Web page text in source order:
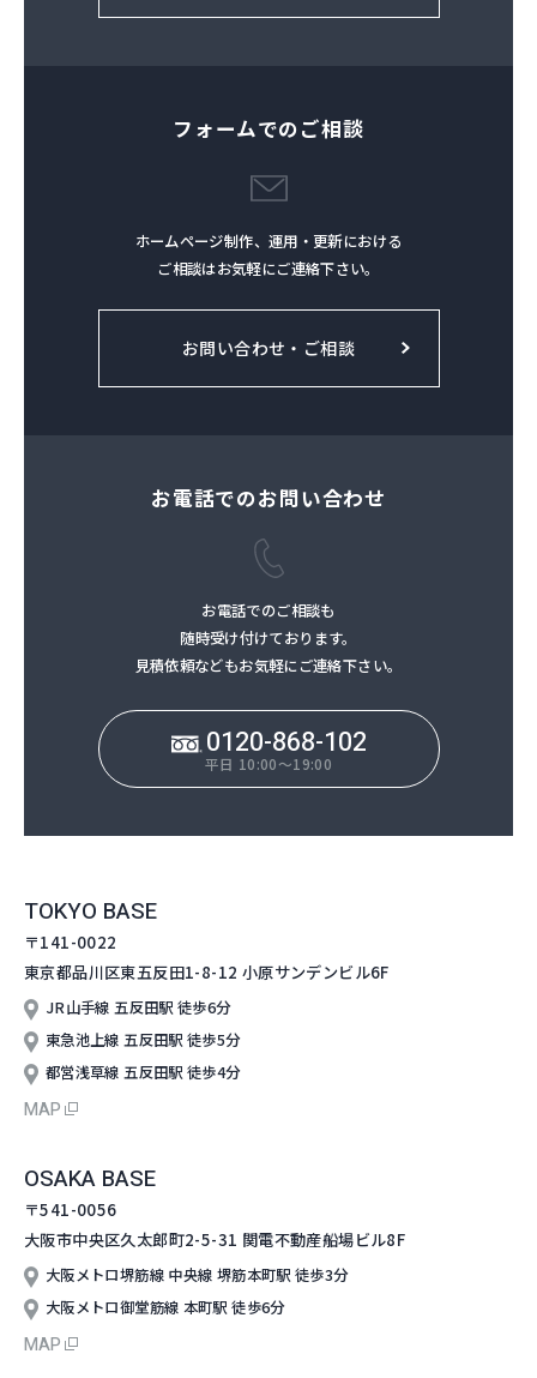
フォームでのご相談
ホームページ制作、運用・更新における
ご相談はお気軽にご連絡下さい。
お問い合わせ・ご相談
お電話でのお問い合わせ
お電話でのご相談も
随時受け付けております。
見積依頼などもお気軽にご連絡下さい。
0120-868-102
平日 10:00～19:00
TOKYO BASE
〒141-0022
東京都品川区東五反田1-8-12 小原サンデンビル6F
JR山手線 五反田駅 徒歩6分
東急池上線 五反田駅 徒歩5分
都営浅草線 五反田駅 徒歩4分
MAP
OSAKA BASE
〒541-0056
大阪市中央区久太郎町2-5-31 関電不動産船場ビル8F
大阪メトロ堺筋線 中央線 堺筋本町駅 徒歩3分
大阪メトロ御堂筋線 本町駅 徒歩6分
MAP